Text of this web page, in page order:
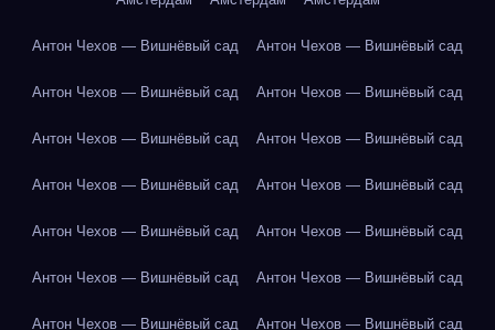
Антон Чехов — Вишнёвый сад Антон Чехов — Вишнёвый сад
Антон Чехов — Вишнёвый сад Антон Чехов — Вишнёвый сад
Антон Чехов — Вишнёвый сад Антон Чехов — Вишнёвый сад
Антон Чехов — Вишнёвый сад Антон Чехов — Вишнёвый сад
Антон Чехов — Вишнёвый сад Антон Чехов — Вишнёвый сад
Антон Чехов — Вишнёвый сад Антон Чехов — Вишнёвый сад
Антон Чехов — Вишнёвый сад Антон Чехов — Вишнёвый сад